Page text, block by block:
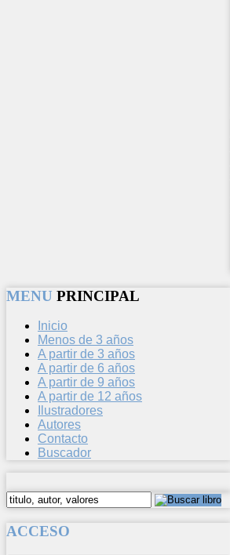
MENU PRINCIPAL
Inicio
Menos de 3 años
A partir de 3 años
A partir de 6 años
A partir de 9 años
A partir de 12 años
Ilustradores
Autores
Contacto
Buscador
ACCESO